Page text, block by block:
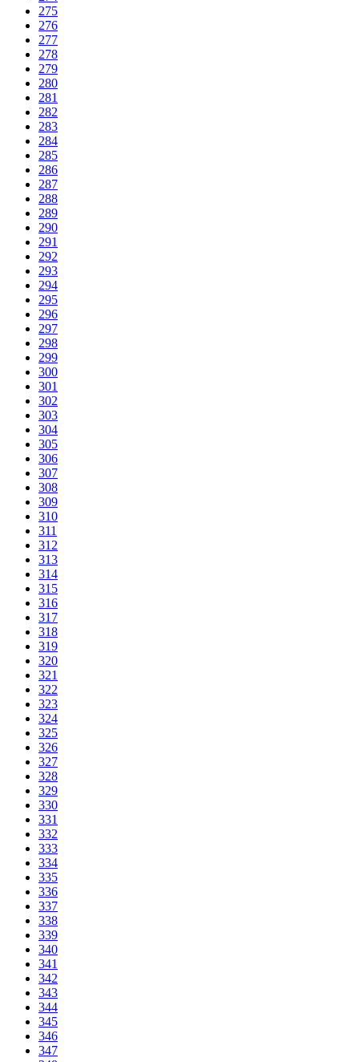
275
276
277
278
279
280
281
282
283
284
285
286
287
288
289
290
291
292
293
294
295
296
297
298
299
300
301
302
303
304
305
306
307
308
309
310
311
312
313
314
315
316
317
318
319
320
321
322
323
324
325
326
327
328
329
330
331
332
333
334
335
336
337
338
339
340
341
342
343
344
345
346
347